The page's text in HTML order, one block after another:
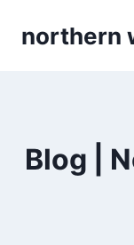
northern
Blog |